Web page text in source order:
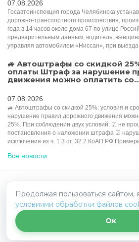
07.08.2026
Госавтоинспекция города Челябинска
дорожно-транспортного происшествия,
года в 14 часов около дома 67 по улице
предварительным данным, водитель,
управляя автомобилем «Ниссан», при выезда
🚙 Автоштрафы со скидкой
оплаты Штраф за нарушение
движения можно оплатить
07.08.2026
🚙 Автоштрафы со скидкой 25%: условия и
нарушение правил дорожного движения
25%. При соблюдении двух условий: ☑ не
постановления о наложении штрафа ☑
исключения из ч. 1.3 ст. 32.2 КоАП РФ
Все новости
HelpRadar.ru - взаимопомощь на
Политика конфиденциальности
Продолжая пользоваться сайтом,
условиями обработки файлов
Ок